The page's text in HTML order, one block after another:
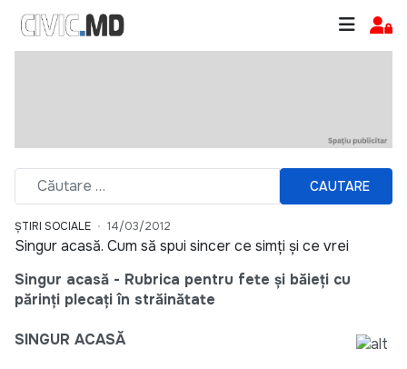
CAUTARE
ȘTIRI SOCIALE 14/03/2012
Singur acasă. Cum să spui sincer ce simţi și ce vrei
Singur acasă - Rubrica pentru fete şi băieţi cu
părinţi plecaţi în străinătate
SINGUR ACASĂ